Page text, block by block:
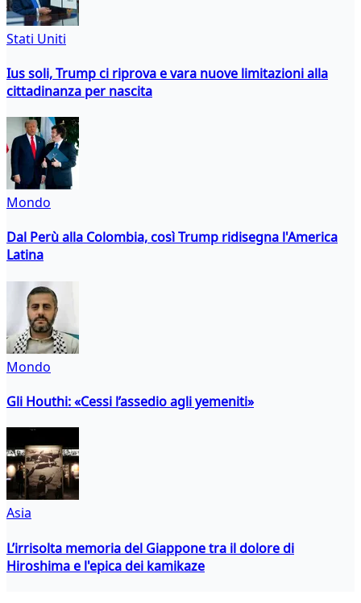
Stati Uniti
Ius soli, Trump ci riprova e vara nuove limitazioni alla
cittadinanza per nascita
Mondo
Dal Perù alla Colombia, così Trump ridisegna l'America
Latina
Mondo
Gli Houthi: «Cessi l’assedio agli yemeniti»
Asia
L’irrisolta memoria del Giappone tra il dolore di
Hiroshima e l'epica dei kamikaze